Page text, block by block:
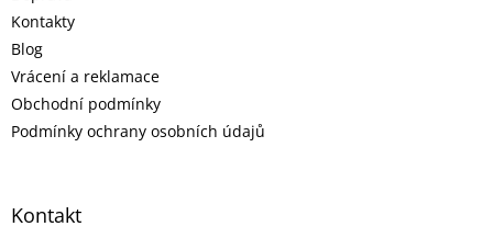
Kontakty
Blog
Vrácení a reklamace
Obchodní podmínky
Podmínky ochrany osobních údajů
Kontakt